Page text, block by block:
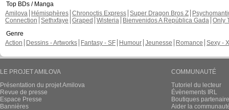
Top BDs / Manga
Amilova
Hémisphères Chronoctis Express Super Dragon Bros Z
Connection Sethxfaye Graped Wisteria Bienvenidos A República Gada Only
Genre
Action
Dessins - Artworks Fantasy - SF Humour Jeunesse Romance Sexy -
LE PROJET AMILOVA
Présentation du projet Amilova
Revue de presse
Espace Presse
Bannières
COMMUNAUTÉ
Tutoriel du lecteur
Évènements IRL
Boutiques
Aider la